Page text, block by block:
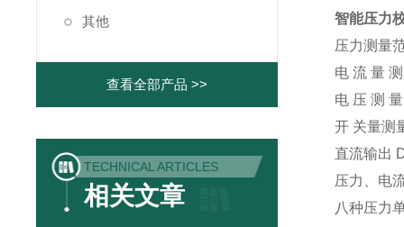
其他
查看全部产品 >>
TECHNICAL ARTICLES
相关文章
智能压力
压力测量
电 流 量
电 压 测
开 关量测
直流输出
压力、电
八种压力